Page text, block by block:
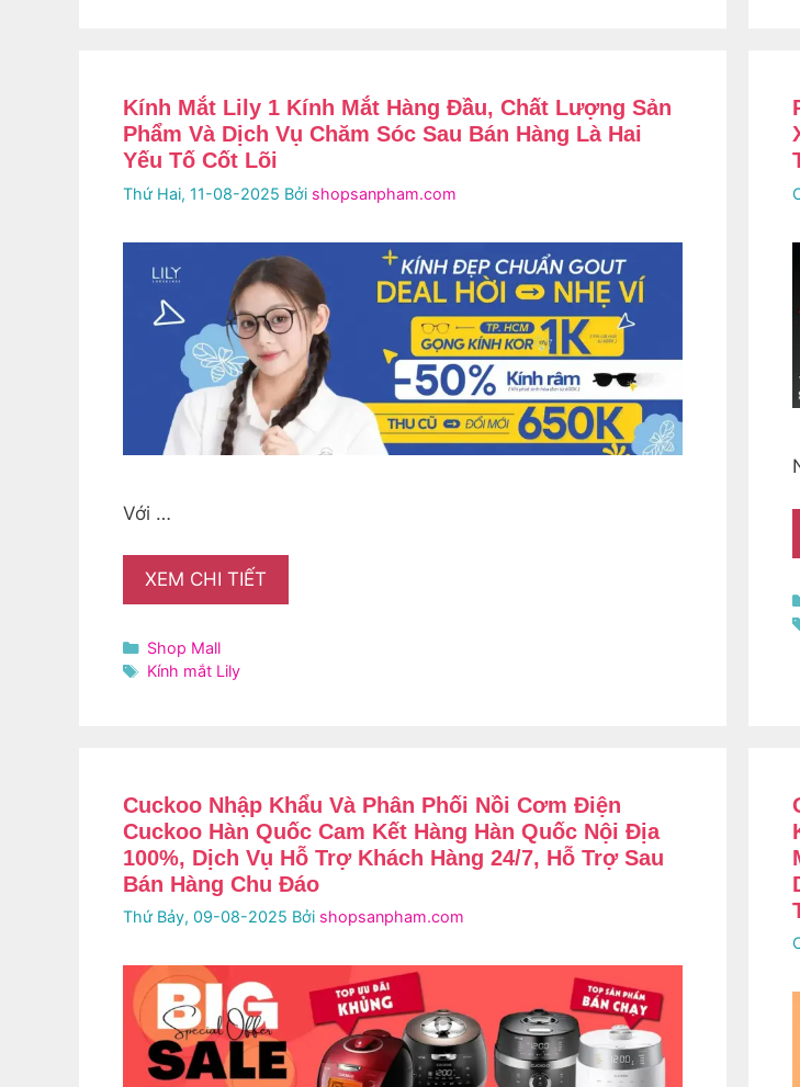
Kính Mắt Lily 1 Kính Mắt Hàng Đầu, Chất Lượng Sản
Phẩm Và Dịch Vụ Chăm Sóc Sau Bán Hàng Là Hai
Yếu Tố Cốt Lõi
Thứ Hai, 11-08-2025 Bởi shopsanpham.com
Với …
XEM CHI TIẾT
Danh
mục
Shop Mall
Thẻ
Kính mắt Lily
Cuckoo Nhập Khẩu Và Phân Phối Nồi Cơm Điện
Cuckoo Hàn Quốc Cam Kết Hàng Hàn Quốc Nội Địa
100%, Dịch Vụ Hỗ Trợ Khách Hàng 24/7, Hỗ Trợ Sau
Bán Hàng Chu Đáo
Thứ Bảy, 09-08-2025 Bởi shopsanpham.com